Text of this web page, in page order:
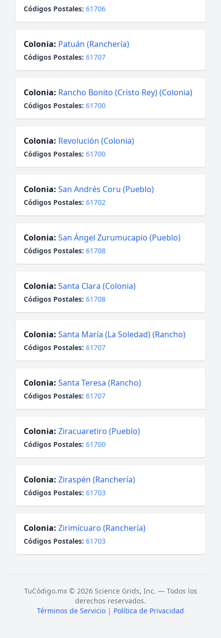
Códigos Postales: 61706
Colonia: Patuán (Ranchería)
Códigos Postales: 61707
Colonia: Rancho Bonito (Cristo Rey) (Colonia)
Códigos Postales: 61700
Colonia: Revolución (Colonia)
Códigos Postales: 61700
Colonia: San Andrés Coru (Pueblo)
Códigos Postales: 61702
Colonia: San Ángel Zurumucapio (Pueblo)
Códigos Postales: 61708
Colonia: Santa Clara (Colonia)
Códigos Postales: 61708
Colonia: Santa María (La Soledad) (Rancho)
Códigos Postales: 61707
Colonia: Santa Teresa (Rancho)
Códigos Postales: 61707
Colonia: Ziracuaretiro (Pueblo)
Códigos Postales: 61700
Colonia: Ziraspén (Ranchería)
Códigos Postales: 61703
Colonia: Zirimícuaro (Ranchería)
Códigos Postales: 61703
TuCódigo.mx © 2026 Science Grids, Inc. — Todos los
derechos reservados.
Términos de Servicio | Política de Privacidad